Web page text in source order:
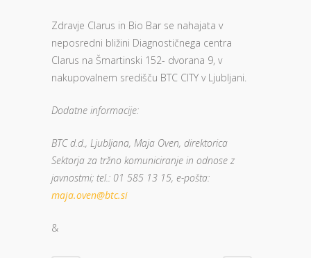
Zdravje Clarus in Bio Bar se nahajata v
neposredni bližini Diagnostičnega centra
Clarus na Šmartinski 152- dvorana 9, v
nakupovalnem središču BTC CITY v Ljubljani.
Dodatne informacije:
BTC d.d., Ljubljana, Maja Oven, direktorica
Sektorja za tržno komuniciranje in odnose z
javnostmi; tel.: 01 585 13 15, e-pošta:
maja.oven@btc.si
&